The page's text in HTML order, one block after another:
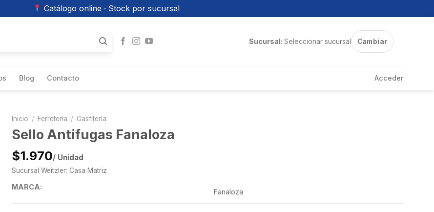
Catálogo online · Stock por sucursal
Sucursal: Seleccionar sucursal Cambiar
Blog Contacto Acceder
Inicio / Ferretería / Gasfitería
Sello Antifugas Fanaloza
$1.970/ Unidad
Sucursal Weitzler: Casa Matriz
MARCA:
Fanaloza